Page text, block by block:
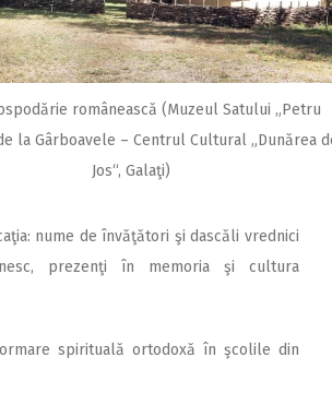
românească (Muzeul Satului „Petru
la Gârboavele – Centrul Cultural „Dunărea
Jos“, Galaţi)
nume de învăţători şi dascăli vrednici
prezenţi în memoria şi cultura
spirituală ortodoxă în şcolile din